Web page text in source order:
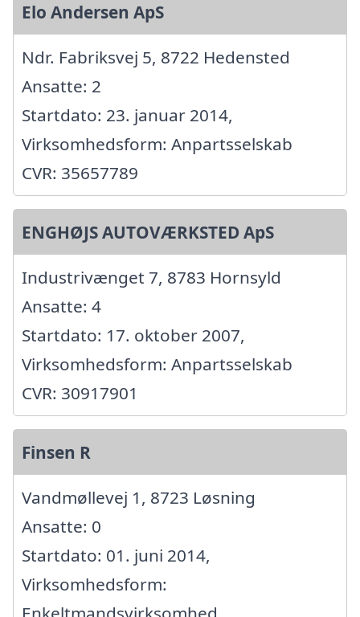
Elo Andersen ApS
Ndr. Fabriksvej 5, 8722 Hedensted
Ansatte: 2
Startdato: 23. januar 2014,
Virksomhedsform: Anpartsselskab
CVR: 35657789
ENGHØJS AUTOVÆRKSTED ApS
Industrivænget 7, 8783 Hornsyld
Ansatte: 4
Startdato: 17. oktober 2007,
Virksomhedsform: Anpartsselskab
CVR: 30917901
Finsen R
Vandmøllevej 1, 8723 Løsning
Ansatte: 0
Startdato: 01. juni 2014,
Virksomhedsform: